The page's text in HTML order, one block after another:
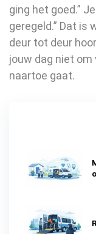
ging het goed.”
geregeld.” Dat
deur tot deur
jouw dag niet om
naartoe gaat.